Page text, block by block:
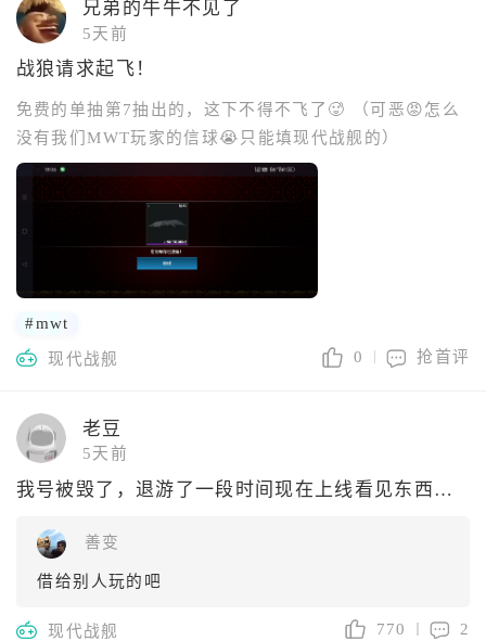
兄弟的牛牛不见了
5天前
战狼请求起飞！
免费的单抽第7抽出的，这下不得不飞了🥵 （可恶😡怎么
没有我们MWT玩家的信球😭只能填现代战舰的）
#mwt
现代战舰 0 抢首评
老豆
5天前
我号被毁了，退游了一段时间现在上线看见东西被人家买了又卖
善变
借给别人玩的吧
现代战舰 770 2